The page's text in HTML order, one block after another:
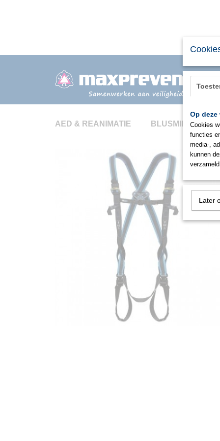
AED & REANIMATIE BLUSMIDDELEN
Op
Cookies
functies
media-,
kunnen
Later